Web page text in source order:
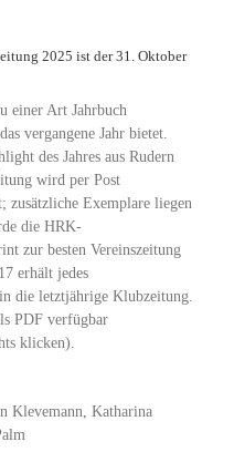
2025 ist der 31. Oktober
einer Art Jahrbuch
vergangene Jahr bietet.
des Jahres aus Rudern
wird per Post
zusätzliche Exemplare liegen
die HRK-
zur besten Vereinszeitung
erhält jedes
die letztjährige Klubzeitung.
PDF verfügbar
klicken).
Klevemann, Katharina